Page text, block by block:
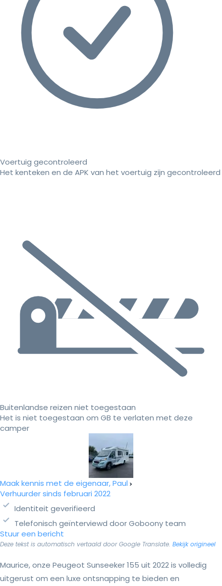
Voertuig gecontroleerd
Het kenteken en de APK van het voertuig zijn gecontroleerd
Buitenlandse reizen niet toegestaan
Het is niet toegestaan om GB te verlaten met deze
camper
Maak kennis met de eigenaar, Paul
Verhuurder sinds februari 2022
Identiteit geverifieerd
Telefonisch geïnterviewd door Goboony team
Stuur een bericht
Deze tekst is automatisch vertaald door Google Translate. Bekijk origineel
Maurice, onze Peugeot Sunseeker 155 uit 2022 is volledig
uitgerust om een luxe ontsnapping te bieden en